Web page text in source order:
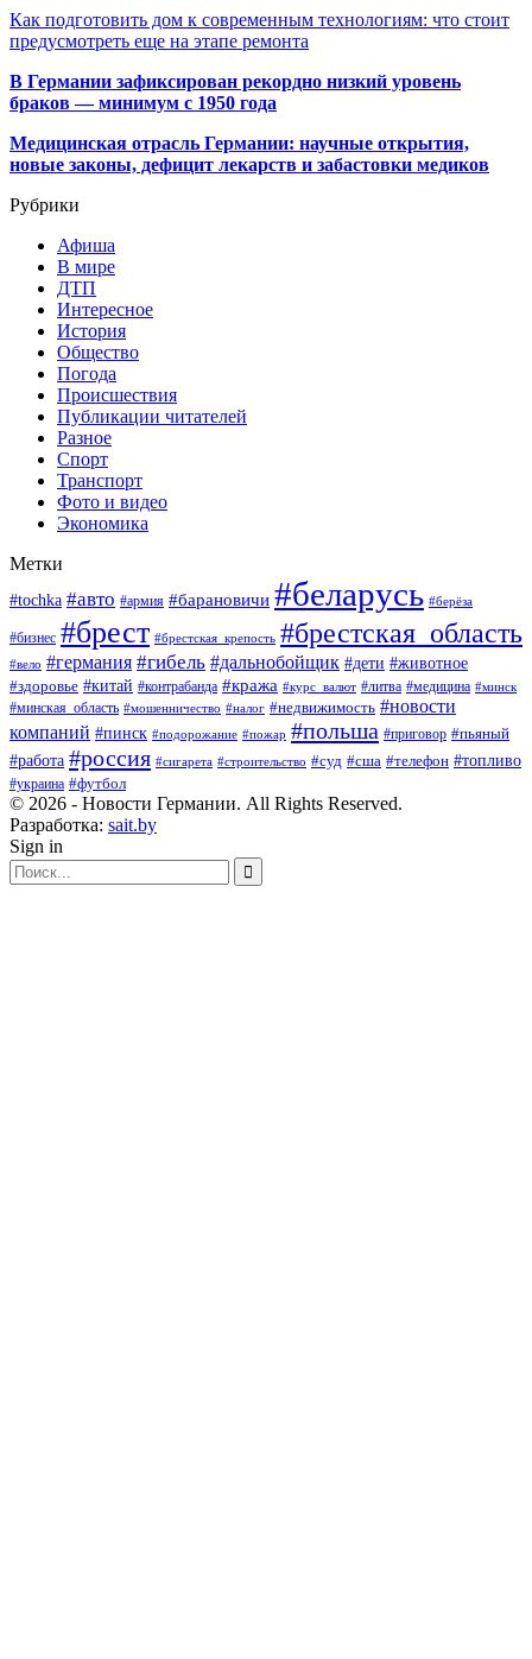
Как подготовить дом к современным технологиям: что стоит
предусмотреть еще на этапе ремонта
В Германии зафиксирован рекордно низкий уровень
браков — минимум с 1950 года
Медицинская отрасль Германии: научные открытия,
новые законы, дефицит лекарств и забастовки медиков
Рубрики
Афиша
В мире
ДТП
Интересное
История
Общество
Погода
Происшествия
Публикации читателей
Разное
Спорт
Транспорт
Фото и видео
Экономика
Метки
#tochka #авто #армия #барановичи #беларусь #берёза
#бизнес #брест #брестская_крепость #брестская_область
#вело #германия #гибель #дальнобойщик #дети #животное
#здоровье #китай #контрабанда #кража #курс_валют #литва #медицина #минск
#минская_область #мошенничество #налог #недвижимость #новости
компаний #пинск #подорожание #пожар #польша #приговор #пьяный
#работа #россия #сигарета #строительство #суд #сша #телефон #топливо
#украина #футбол
© 2026 - Новости Германии. All Rights Reserved.
Разработка: sait.by
Sign in